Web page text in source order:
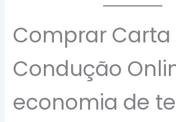
Comprar Carta
Condução
economia de